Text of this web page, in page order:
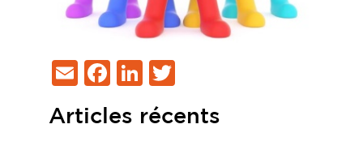
EmailFacebook
LinkedIn
Articles récents